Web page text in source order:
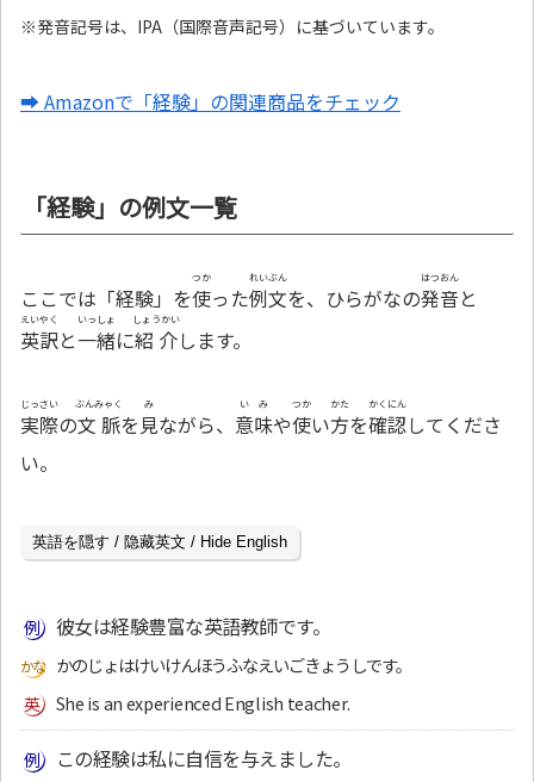
※発音記号は、IPA（国際音声記号）に基づいています。
➡ Amazonで「経験」の関連商品をチェック
「経験」の例文一覧
ここでは「経験」を使
つか
った例文
れいぶん
を、ひらがなの発音
はつおん
と
英訳
えいやく
と一緒
いっしょ
に紹介
しょうかい
します。
実際
じっさい
の文脈
ぶんみゃく
を見
み
ながら、 意味
いみ
や使
つか
い方
かた
を確認
かくにん
してくださ
い。
英語を隠す / 隐藏英文 / Hide English
彼女は経験豊富な英語教師です。
かのじょはけいけんほうふなえいごきょうしです。
She is an experienced English teacher.
この経験は私に自信を与えました。